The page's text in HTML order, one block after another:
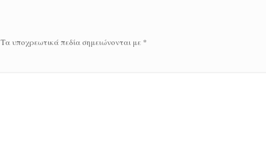
Τα υποχρεωτικά πεδία σημειώνονται με *